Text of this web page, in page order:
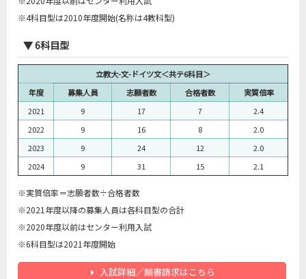
※4科目型は2010年度開始(名称は4教科型)
▼ 6科目型
立教大-文-ドイツ文＜共テ6科目＞
年度
募集人員 志願者数 合格者数
実質倍率
2021
9 17 7
2.4
2022
9 16 8
2.0
2023
9 24 12
2.0
2024
9 31 15 2.1
※実質倍率＝志願者数÷合格者数
※2021年度以降の募集人員は各科目型の合計
※2020年度以前はセンター利用入試
※6科目型は2021年度開始
入試詳細／願書請求はこちら